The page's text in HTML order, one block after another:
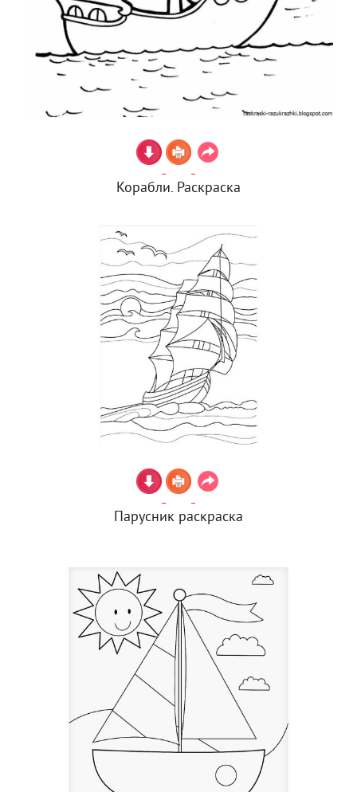
Корабли. Раскраска
Парусник раскраска